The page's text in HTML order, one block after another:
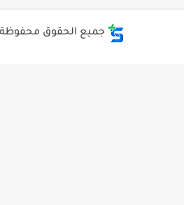
جميع الحقوق محفوظة ©